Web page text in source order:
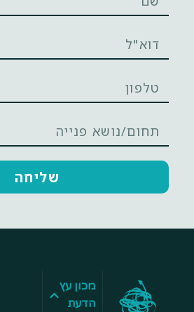
שליחה
מכון עץ
הדעת